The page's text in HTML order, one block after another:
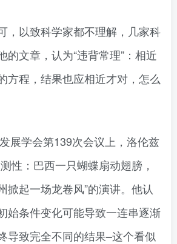
，以致科学家都不理解，几家科
的文章，认为“违背常理”：相近
方程，结果也应相近才对，怎么
展学会第139次会议上，洛伦兹
性：巴西一只蝴蝶扇动翅膀，
掀起一场龙卷风”的演讲。他认
始条件变化可能导致一连串逐渐
导致完全不同的结果–这个看似